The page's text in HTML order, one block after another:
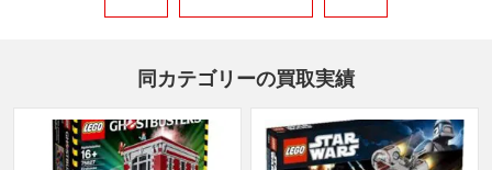
同カテゴリーの買取実績